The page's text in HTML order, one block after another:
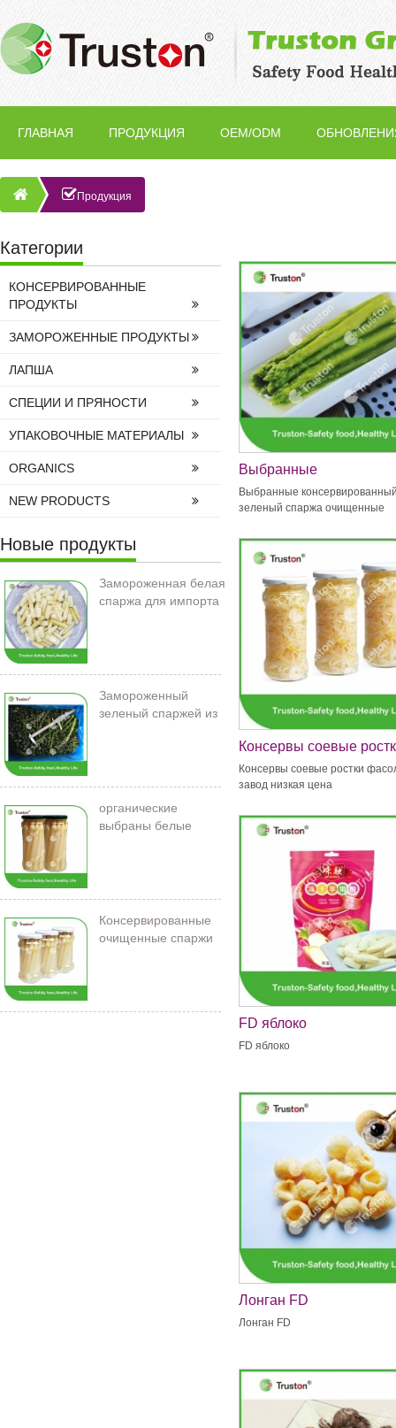
ГЛАВНАЯ ПРОДУКЦИЯ OEM/ODM
Продукция
Категории
КОНСЕРВИРОВАННЫЕ
ПРОДУКТЫ
ЗАМОРОЖЕННЫЕ ПРОДУКТЫ
ЛАПША
СПЕЦИИ И ПРЯНОСТИ
УПАКОВОЧНЫЕ МАТЕРИАЛЫ
ORGANICS
NEW PRODUCTS
Новые продукты
Замороженная белая
спаржа для импорта
Замороженный
зеленый спаржей из
органические
выбраны белые
Консервированные
очищенные спаржи
Выбранные
консервированный
спаржа очищенные
Выбранные
зеленый спаржа очищенные
Консервы соевые
фасоли завод низкая
Консервы соевые ростки
завод низкая цена
FD яблоко
FD яблоко
Лонган FD
Лонган FD